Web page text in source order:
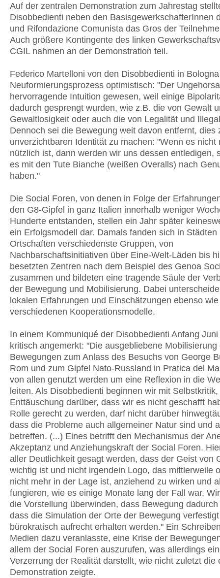
Auf der zentralen Demonstration zum Jahrestag
Disobbedienti neben den BasisgewerkschafterInnen
und Rifondazione Comunista das Gros der
Auch größere Kontingente des linken
CGIL nahmen an der Demonstration teil.
Federico Martelloni von den Disobbedienti in
Neuformierungsprozess optimistisch: "Der
hervorragende Intuition gewesen, weil einige
dadurch gesprengt wurden, wie z.B. die von Gewalt
Gewaltlosigkeit oder auch die von Legalität und
Dennoch sei die Bewegung weit davon entfernt, dies
unverzichtbaren Identität zu machen: "Wenn es nicht
nützlich ist, dann werden wir uns dessen entledigen,
es mit den Tute Bianche (weißen Overalls) nach
haben."
Die Social Foren, von denen in Folge der
den G8-Gipfel in ganz Italien innerhalb weniger
Hunderte entstanden, stellen ein Jahr später
ein Erfolgsmodell dar. Damals fanden sich in Städten
Ortschaften verschiedenste Gruppen, von
Nachbarschaftsinitiativen über Eine-Welt-Läden bis
besetzten Zentren nach dem Beispiel des Genoa
zusammen und bildeten eine tragende Säule der
der Bewegung und Mobilisierung. Dabei
lokalen Erfahrungen und Einschätzungen ebenso
verschiedenen Kooperationsmodelle.
In einem Kommuniqué der Disobbedienti Anfang
kritisch angemerkt: "Die ausgebliebene Mobilisierung
Bewegungen zum Anlass des Besuchs von George
Rom und zum Gipfel Nato-Russland in Pratica del
von allen genutzt werden um eine Reflexion in die
leiten. Als Disobbedienti beginnen wir mit
Enttäuschung darüber, dass wir es nicht geschafft
Rolle gerecht zu werden, darf nicht darüber
dass die Probleme auch allgemeiner Natur sind und
betreffen. (...) Eines betrifft den Mechanismus der
Akzeptanz und Anziehungskraft der Social Foren.
aller Deutlichkeit gesagt werden, dass der Geist von
wichtig ist und nicht irgendein Logo, das mittlerweile
nicht mehr in der Lage ist, anziehend zu wirken und
fungieren, wie es einige Monate lang der Fall war.
die Vorstellung überwinden, dass Bewegung
dass die Simulation der Orte der Bewegung
bürokratisch aufrecht erhalten werden." Ein
Medien dazu veranlasste, eine Krise der
allem der Social Foren auszurufen, was allerdings
Verzerrung der Realität darstellt, wie nicht zuletzt die
Demonstration zeigte.